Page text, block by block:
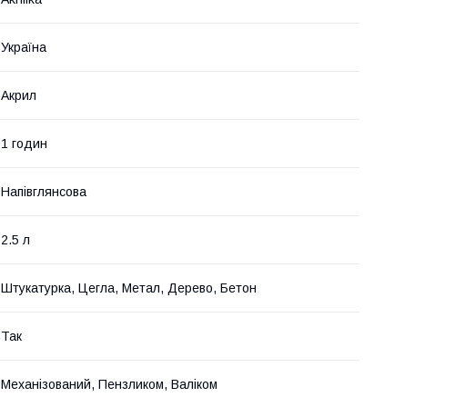
Україна
Акрил
1 годин
Напівглянсова
2.5 л
Штукатурка, Цегла, Метал, Дерево, Бетон
Так
Механізований, Пензликом, Валіком